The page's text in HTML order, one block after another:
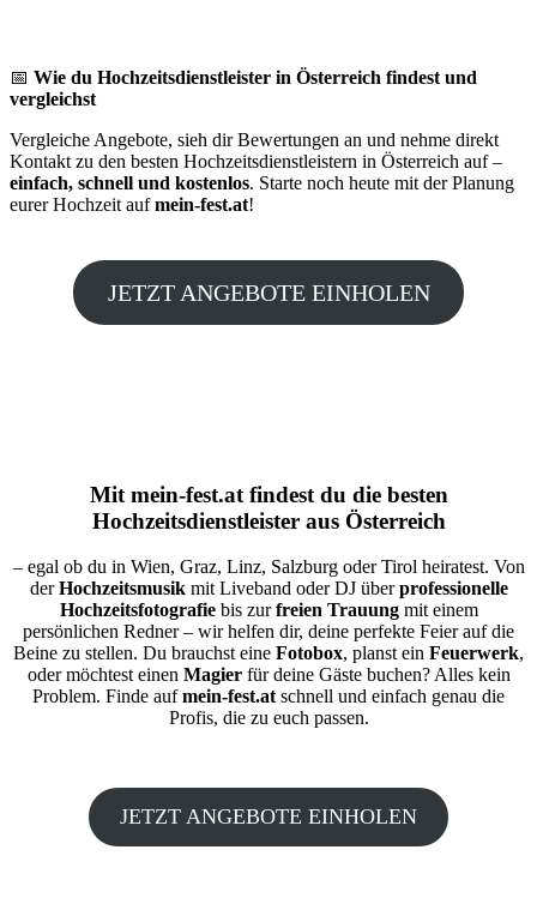
📅 Wie du Hochzeitsdienstleister in Österreich findest und
vergleichst
Vergleiche Angebote, sieh dir Bewertungen an und nehme direkt
Kontakt zu den besten Hochzeitsdienstleistern in Österreich auf –
einfach, schnell und kostenlos. Starte noch heute mit der Planung
eurer Hochzeit aufmein-fest.at!
JETZT ANGEBOTE EINHOLEN
Mit mein-fest.atfindest du die besten
Hochzeitsdienstleister aus Österreich
– egal ob du in Wien, Graz, Linz, Salzburg oder Tirol heiratest. Von
derHochzeitsmusikmit Liveband oder DJ überprofessionelle
Hochzeitsfotografiebis zurfreien Trauungmit einem
persönlichen Redner – wir helfen dir, deine perfekte Feier auf die
Beine zu stellen. Du brauchst eine Fotobox, planst ein Feuerwerk,
oder möchtest einen Magierfür deine Gäste buchen? Alles kein
Problem. Finde aufmein-fest.atschnell und einfach genau die
Profis, die zu euch passen.
JETZT ANGEBOTE EINHOLEN